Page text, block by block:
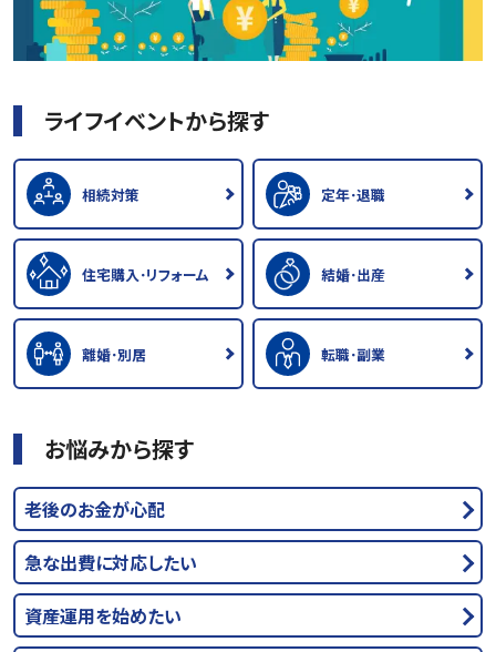
ライフイベントから探す
相続対策 定年･退職
住宅購入･リフォーム 結婚･出産
離婚･別居 転職･副業
お悩みから探す
老後のお金が心配
急な出費に対応したい
資産運用を始めたい